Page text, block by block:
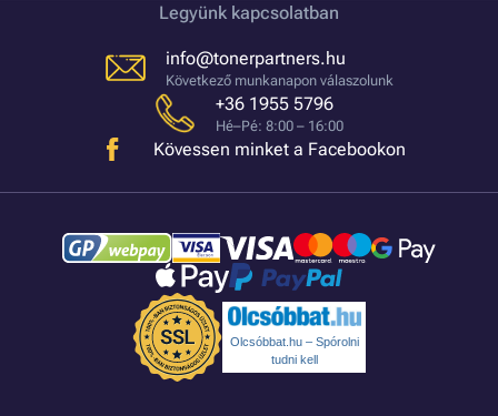
Legyünk kapcsolatban
info@tonerpartners.hu
Következő munkanapon válaszolunk
+36 1955 5796
Hé–Pé: 8:00 – 16:00
Kövessen minket a Facebookon
Olcsóbbat.hu – Spórolni
tudni kell